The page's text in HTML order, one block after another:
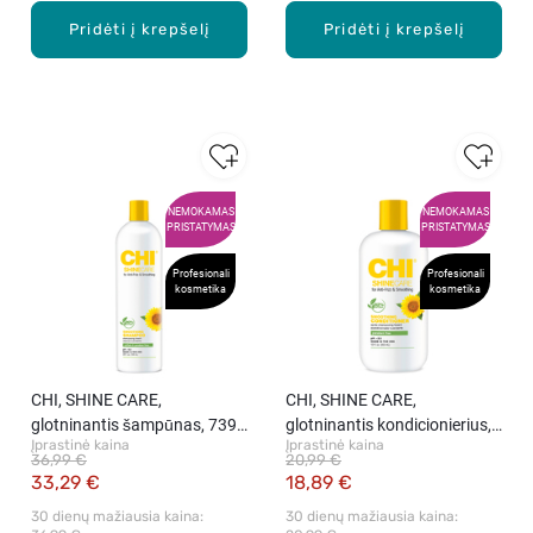
Pridėti į krepšelį Pridėti į krepšelį
NEMOKAMAS
PRISTATYMAS
Profesionali
kosmetika
CHI, SHINE CARE,
glotninantis šampūnas, 739
ml
Įprastinė kaina
33,29 €
36,99 €
30 dienų mažiausia kaina:
NEMOKAMAS
PRISTATYMAS
Profesionali
kosmetika
CHI, SHINE CARE,
glotninantis kondicionierius,
355 ml
Įprastinė kaina
18,89 €
20,99 €
30 dienų mažiausia kaina: